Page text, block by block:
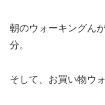
朝のウォーキングん
分。
そして、お買い物ウ